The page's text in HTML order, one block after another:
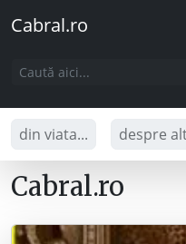
Cabral.ro
din viata... despre
Cabral.ro